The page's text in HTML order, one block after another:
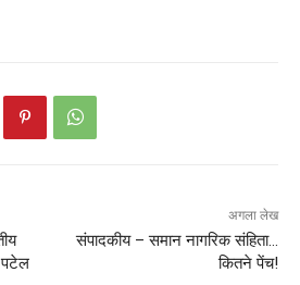
पटेल
अगला लेख
संपादकीय – समान नागरिक संहिता…
कितने पेंच!